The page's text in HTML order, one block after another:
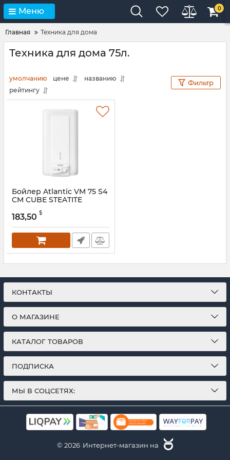
Меню 0
Главная Техника для дома
Техника для дома 75л.
умолчанию цене
названию
рейтингу
Фильтр
Бойлер Atlantic VM 75 S4
СМ CUBE STEATITE
183,50 $
КОНТАКТЫ
О МАГАЗИНЕ
КАТАЛОГ ТОВАРОВ
ПОДПИСКА
МЫ В СОЦСЕТЯХ:
© 2026 Интернет-магазин на